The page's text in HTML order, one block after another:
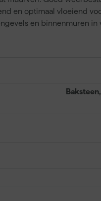
en optimaal vloeiend
en binnenmuren